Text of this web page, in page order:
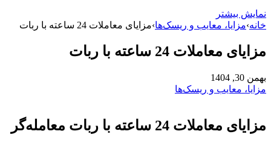
نمایش بیشتر
خانه›مزایا، معایب و ریسک‌ها›مزایای معاملات 24 ساعته با ربات
مزایای معاملات 24 ساعته با ربات
بهمن 30, 1404
مزایا، معایب و ریسک‌ها
مزایای معاملات 24 ساعته با ربات معامله‌گر